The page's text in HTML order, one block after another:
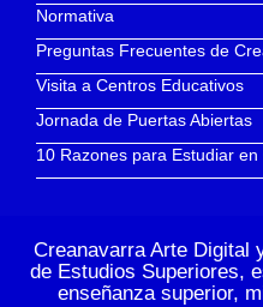
Normativa
Preguntas Frecuentes de
Visita a Centros Educativos
Jornada de Puertas Abiertas
10 Razones para Estudiar
Creanavarra Arte Digital
de Estudios Superiores,
enseñanza superior,